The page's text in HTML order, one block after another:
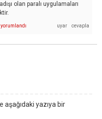
olan paralı uygulamaları
yorumlandı
aşağıdaki yazıya bir